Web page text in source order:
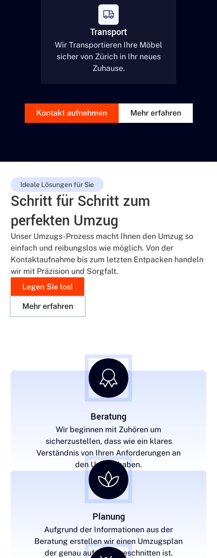
Transport
Wir Transportieren Ihre Möbel
sicher von Zürichin Ihr neues
Zuhause.
Kontakt aufnehmen Mehr erfahren
Ideale Lösungen für Sie
Schritt für Schritt zum
perfekten Umzug
Unser Umzugs-Prozess macht Ihnen den Umzug so
einfach und reibungslos wie möglich. Von der
Kontaktaufnahme bis zum letzten Entpacken handeln
wir mit Präzision und Sorgfalt.
Legen Sie los!
Mehr erfahren
Beratung
Wir beginnen mit Zuhören um
sicherzustellen, dass wie ein klares
Verständnis von Ihren Anforderungen an
den Umzug haben.
Planung
Aufgrund der Informationen aus der
Beratung erstellen wir einen Umzugsplan
der genau auf Sie zugeschnitten ist.